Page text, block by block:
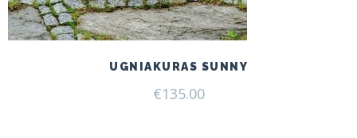
UGNIAKURAS SUNNY
€135.00